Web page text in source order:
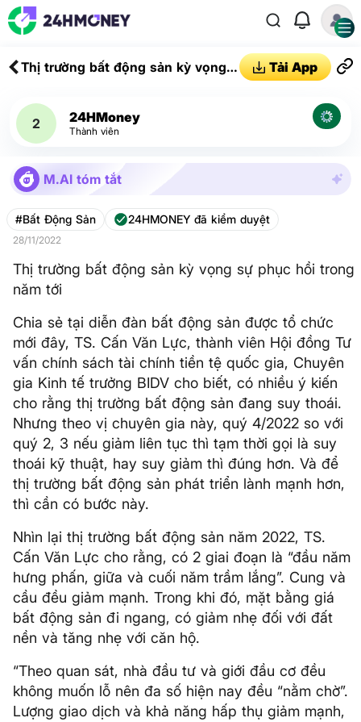
Thị trường bất động sản kỳ vọng
Tải App
2 24HMoney
Thành viên
M.AI tóm tắt
#Bất Động Sản 24HMONEY đã kiểm duyệt
28/11/2022
Thị trường bất động sản kỳ vọng sự phục hồi trong
năm tới
Chia sẻ tại diễn đàn bất động sản được tổ chức
mới đây, TS. Cấn Văn Lực, thành viên Hội đồng Tư
vấn chính sách tài chính tiền tệ quốc gia, Chuyên
gia Kinh tế trưởng BIDV cho biết, có nhiều ý kiến
cho rằng thị trường bất động sản đang suy thoái.
Nhưng theo vị chuyên gia này, quý 4/2022 so với
quý 2, 3 nếu giảm liên tục thì tạm thời gọi là suy
thoái kỹ thuật, hay suy giảm thì đúng hơn. Và để
thị trường bất động sản phát triển lành mạnh hơn,
thì cần có bước này.
Nhìn lại thị trường bất động sản năm 2022, TS.
Cấn Văn Lực cho rằng, có 2 giai đoạn là “đầu năm
hưng phấn, giữa và cuối năm trầm lắng”. Cung và
cầu đều giảm mạnh. Trong khi đó, mặt bằng giá
bất động sản đi ngang, có giảm nhẹ đối với đất
nền và tăng nhẹ với căn hộ.
“Theo quan sát, nhà đầu tư và giới đầu cơ đều
không muốn lỗ nên đa số hiện nay đều “nằm chờ”.
Lượng giao dịch và khả năng hấp thụ giảm mạnh,